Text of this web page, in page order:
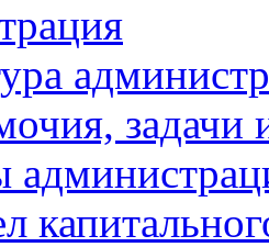
задачи